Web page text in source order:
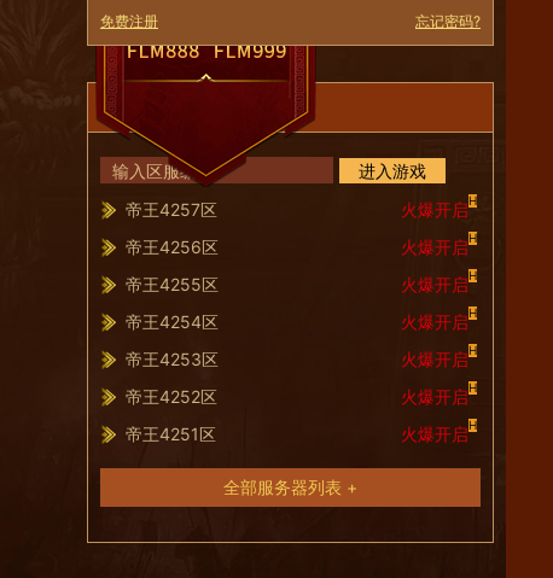
免费注册
忘记密码?
服务器列表
进入游戏
帝王4257区
火爆开启H
帝王4256区 火爆开启H
帝王4255区 火爆开启H
帝王4254区 火爆开启H
帝王4253区 火爆开启H
帝王4252区 火爆开启H
帝王4251区 火爆开启H
全部服务器列表 +